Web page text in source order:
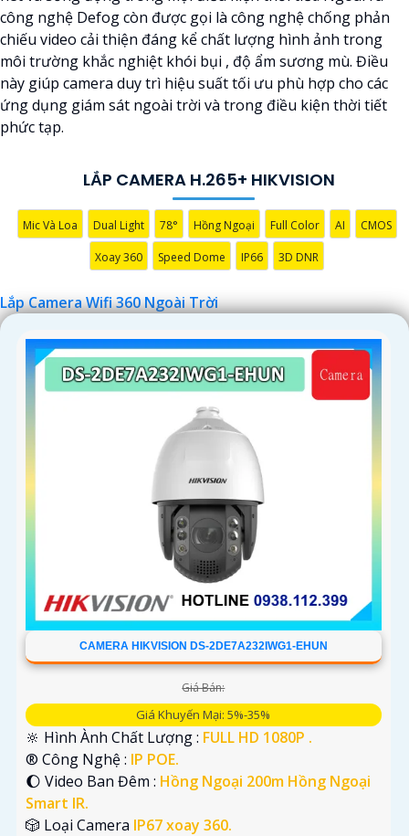
công nghệ Defog còn được gọi là công nghệ chống phản
chiếu video cải thiện đáng kể chất lượng hình ảnh trong
môi trường khắc nghiệt khói bụi , độ ẩm sương mù. Điều
này giúp camera duy trì hiệu suất tối ưu phù hợp cho các
ứng dụng giám sát ngoài trời và trong điều kiện thời tiết
phức tạp.
LẮP CAMERA H.265+ HIKVISION
Mic Và Loa Dual Light 78° Hồng Ngoại Full Color AI CMOS
Xoay 360 Speed Dome IP66 3D DNR
Lắp Camera Wifi 360 Ngoài Trời
CAMERA HIKVISION DS-2DE7A232IWG1-EHUN
Giá Bán:
Giá Khuyến Mại: 5%-35%
🔆 Hình Ành Chất Lượng : FULL HD 1080P .
®️ Công Nghệ : IP POE.
🌔 Video Ban Đêm : Hồng Ngoại 200m Hồng Ngoại
Smart IR.
🎲 Loại Camera IP67 xoay 360.